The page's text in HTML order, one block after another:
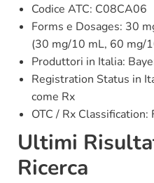
Codice ATC: C08CA06
Forms e Dosages: 30
(30 mg/10 mL, 60 mg/
Produttori in Italia:
Registration Status in
come Rx
OTC / Rx Classification:
Ultimi
Ricerca